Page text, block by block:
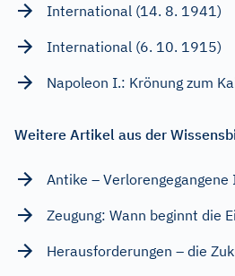
International (14. 8. 1941)
International (6. 10. 1915)
Napoleon I.: Krönung zum
Weitere Artikel aus der
Antike –
Zeugung: Wann beginnt die
Herausforderungen – die